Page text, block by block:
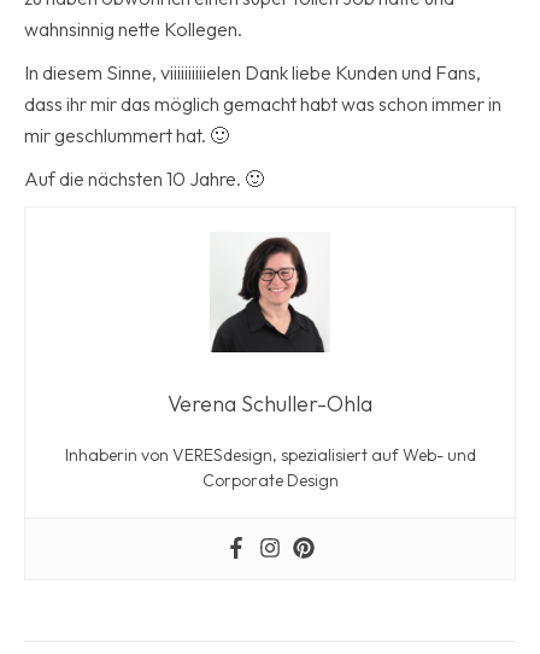
wahnsinnig nette Kollegen.
In diesem Sinne, viiiiiiiiiielen Dank liebe Kunden und Fans,
dass ihr mir das möglich gemacht habt was schon immer in
mir geschlummert hat. 🙂
Auf die nächsten 10 Jahre. 🙂
Verena Schuller-Ohla
Inhaberin von VERESdesign, spezialisiert auf Web- und
Corporate Design